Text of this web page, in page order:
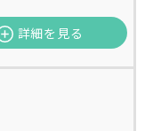
詳細を見る